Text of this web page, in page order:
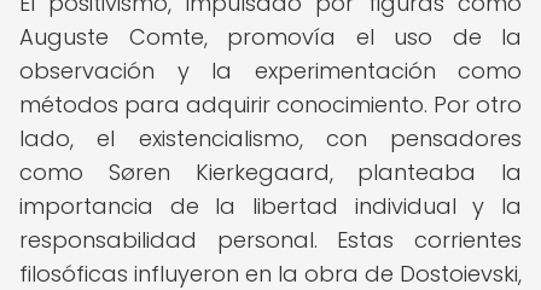
Auguste Comte, promovía el uso de la
observación y la experimentación como
métodos para adquirir conocimiento. Por otro
lado, el existencialismo, con pensadores
como Søren Kierkegaard, planteaba la
importancia de la libertad individual y la
responsabilidad personal. Estas corrientes
filosóficas influyeron en la obra de Dostoievski,